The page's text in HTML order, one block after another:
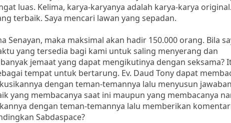
luas. Kelima, karya-karyanya adalah karya-karya
terbaik. Saya mencari lawan yang sepadan.
Senayan, maka maksimal akan hadir 150.000 orang. Bila
yang tersedia bagi kami untuk saling menyerang dan
jemaat yang dapat mengikutinya dengan seksama?
tempat untuk bertarung. Ev. Daud Tony dapat
dengan teman-temannya lalu menyusun
yang membacanya saat ini maupun yang membacanya
dengan teman-temannya lalu memberikan
Sabdaspace?